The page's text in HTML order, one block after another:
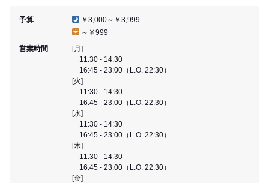
予算
￥3,000～￥3,999
～￥999
営業時間
[月]
11:30 - 14:30
16:45 - 23:00（L.O. 22:30）
[火]
11:30 - 14:30
16:45 - 23:00（L.O. 22:30）
[水]
11:30 - 14:30
16:45 - 23:00（L.O. 22:30）
[木]
11:30 - 14:30
16:45 - 23:00（L.O. 22:30）
[金]